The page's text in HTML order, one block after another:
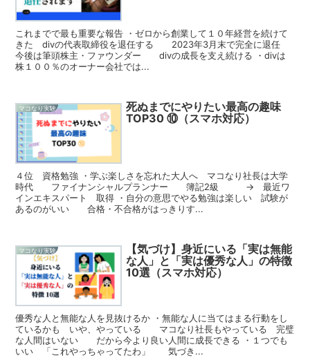
これまでで最も重要な報告 ・ゼロから創業して１０年経営を続けて
きた divの代表取締役を退任する 2023年3月末で完全に退任
今後は筆頭株主・ファウンダー divの成長を支え続ける ・divは
株１００％のオーナー会社では...
マコなり実験
死ぬまでにやりたい最高の趣味
TOP30 ⑩（スマホ対応）
４位 資格勉強 ・学ぶ楽しさを忘れた大人へ マコなり社長は大学
時代 ファイナンシャルプランナー 簿記2級 → 最近ワ
インエキスパート 取得 ・自分の意思でやる勉強は楽しい 試験が
あるのがいい 合格・不合格がはっきりす...
マコなり実験
【気づけ】身近にいる「実は無能
な人」と「実は優秀な人」の特徴
10選（スマホ対応）
優秀な人と無能な人を見抜けるか ・無能な人に当てはまる行動をし
ているかも いや、やっている マコなり社長もやっている 完璧
な人間はいない だから今より良い人間に成長できる ・１つでも
いい 「これやっちゃってたわ」 気づき...